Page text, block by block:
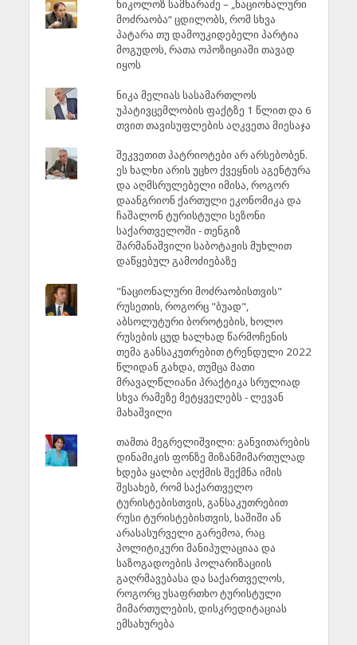
ნიკოლოზ სამხარაძე – „ნაციონალური
მოძრაობა“ ცდილობს, რომ სხვა
პატარა თუ დამოუკიდებელი პარტია
მოგუდოს, რათა ოპოზიციაში თავად
იყოს
ნიკა მელიას სასამართლოს
უპატივცემლობის ფაქტზე 1 წლით და 6
თვით თავისუფლების აღკვეთა მიესაჯა
შეკვეთით პატრიოტები არ არსებობენ.
ეს ხალხი არის უცხო ქვეყნის აგენტურა
და აღმსრულებელი იმისა, როგორ
დაანგრიონ ქართული ეკონომიკა და
ჩაშალონ ტურისტული სეზონი
საქართველოში - თენგიზ
შარმანაშვილი საბოტაჟის მუხლით
დაწყებულ გამოძიებაზე
"ნაციონალური მოძრაობისთვის"
რუსეთის, როგორც "ბუად",
აბსოლუტური ბოროტების, ხოლო
რუსების ცუდ ხალხად წარმოჩენის
თემა განსაკუთრებით ტრენდული 2022
წლიდან გახდა, თუმცა მათი
მრავალწლიანი პრაქტიკა სრულიად
სხვა რამეზე მეტყველებს - ლევან
მახაშვილი
თამთა მეგრელიშვილი: განვითარების
დინამიკის ფონზე მიზანმიმართულად
ხდება ყალბი აღქმის შექმნა იმის
შესახებ, რომ საქართველო
ტურისტებისთვის, განსაკუთრებით
რუსი ტურისტებისთვის, საშიში ან
არასასურველი გარემოა, რაც
პოლიტიკური მანიპულაციაა და
საზოგადოების პოლარიზაციის
გაღრმავებასა და საქართველოს,
როგორც უსაფრთხო ტურისტული
მიმართულების, დისკრედიტაციას
ემსახურება